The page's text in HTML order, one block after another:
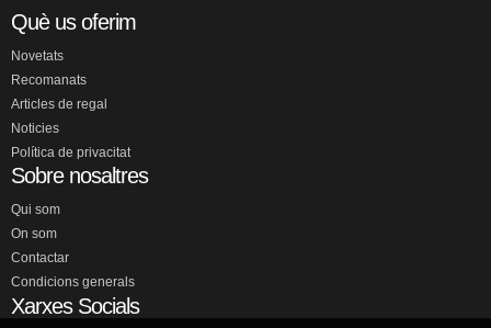
Què us oferim
Novetats
Recomanats
Articles de regal
Noticies
Política de privacitat
Sobre nosaltres
Qui som
On som
Contactar
Condicions generals
Xarxes Socials